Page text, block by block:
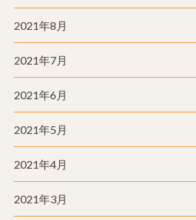
2021年8月
2021年7月
2021年6月
2021年5月
2021年4月
2021年3月